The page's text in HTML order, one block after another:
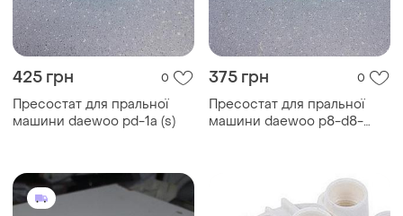
425 грн 0
Пресостат для пральної
машини daewoo pd-1a (s)
375 грн 0
Пресостат для пральної
машини daewoo p8-d8-